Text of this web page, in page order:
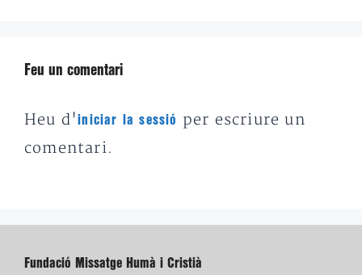
Feu un comentari
Heu d'iniciar la sessió
per escriure un
comentari.
Fundació Missatge Humà i Cristià